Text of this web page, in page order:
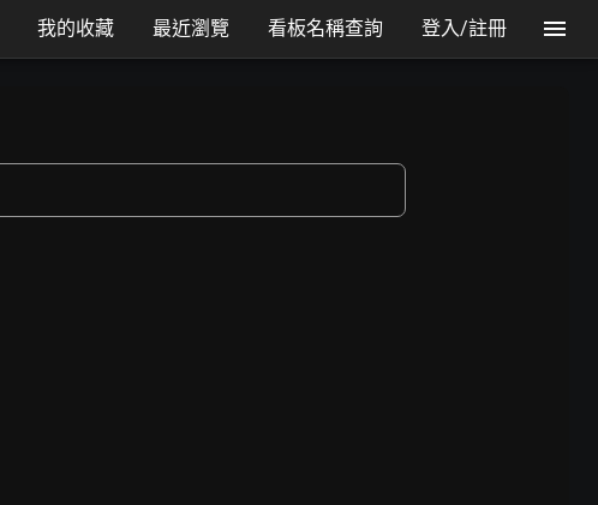
我的收藏 最近瀏覽 看板名稱查詢 登入/註冊